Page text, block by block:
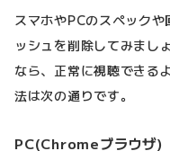
スマホやPCのスペック
ッシュを削除してみまし
なら、正常に視聴できる
法は次の通りです。
PC(Chromeブラウザ)